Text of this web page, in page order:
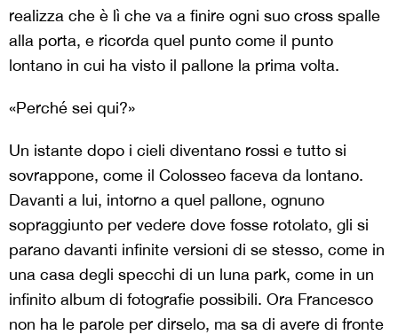
realizza che è lì che va a finire ogni suo cross spalle
alla porta, e ricorda quel punto come il punto
lontano in cui ha visto il pallone la prima volta.
«Perché sei qui?»
Un istante dopo i cieli diventano rossi e tutto si
sovrappone, come il Colosseo faceva da lontano.
Davanti a lui, intorno a quel pallone, ognuno
sopraggiunto per vedere dove fosse rotolato, gli si
parano davanti infinite versioni di se stesso, come in
una casa degli specchi di un luna park, come in un
infinito album di fotografie possibili. Ora Francesco
non ha le parole per dirselo, ma sa di avere di fronte